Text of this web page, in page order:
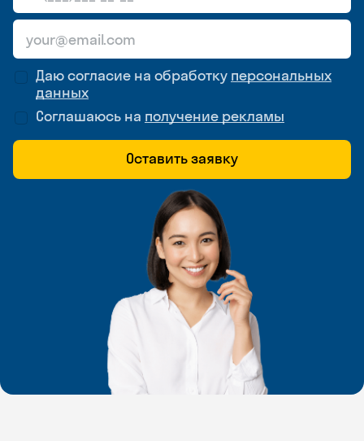
Даю согласие на обработку персональных
данных
Соглашаюсь на получение рекламы
Оставить заявку